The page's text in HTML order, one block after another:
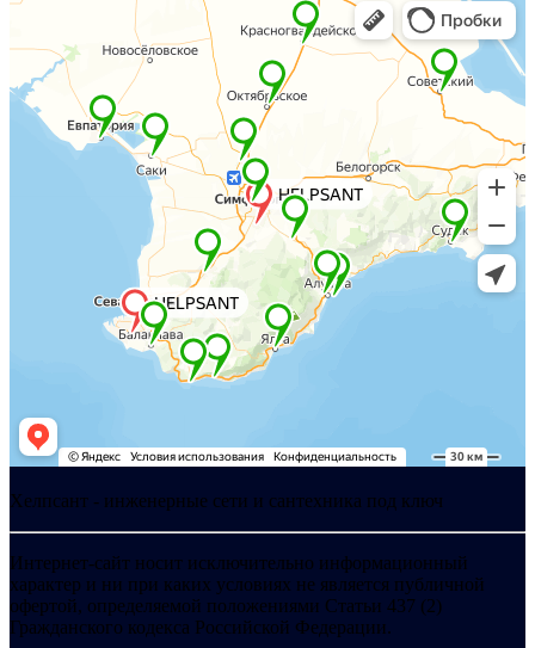
Хелпсант - инженерные сети и сантехника под ключ
Интернет-сайт носит исключительно информационный
характер и ни при каких условиях не является публичной
офертой, определяемой положениями Статьи 437 (2)
Гражданского кодекса Российской Федерации.